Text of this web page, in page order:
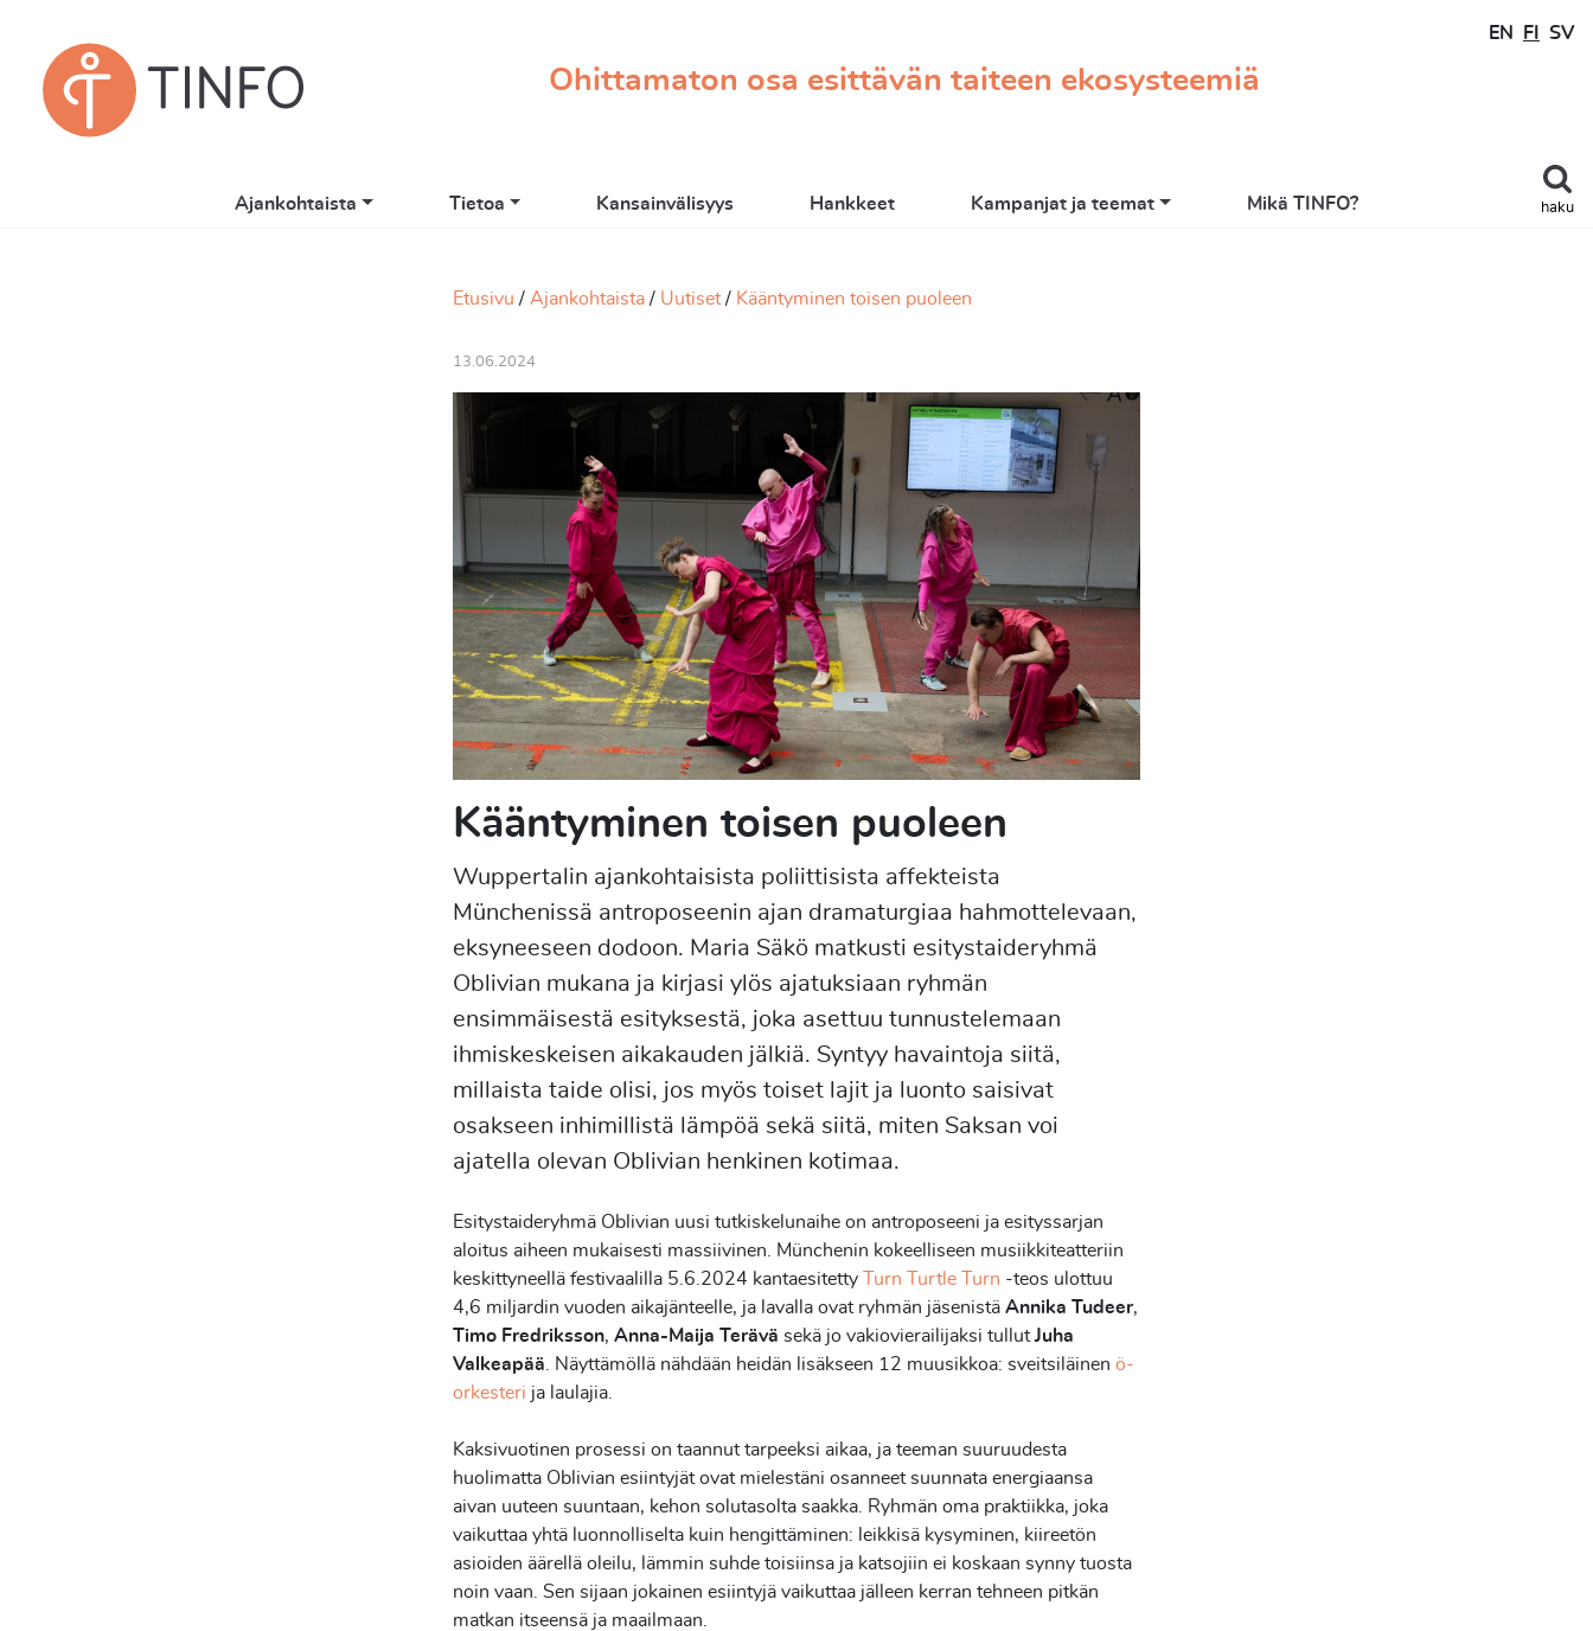
Ohittamaton osa esittävän taiteen ekosysteemiä
EN FI SV
haku
Ajankohtaista Tietoa Kansainvälisyys Hankkeet Kampanjat ja teemat Mikä TINFO?
Etusivu Ajankohtaista Uutiset Kääntyminen toisen puoleen
13.06.2024
Kääntyminen toisen puoleen
Wuppertalin ajankohtaisista poliittisista affekteista
Münchenissä antroposeenin ajan dramaturgiaa hahmottelevaan,
eksyneeseen dodoon. Maria Säkö matkusti esitystaideryhmä
Oblivian mukana ja kirjasi ylös ajatuksiaan ryhmän
ensimmäisestä esityksestä, joka asettuu tunnustelemaan
ihmiskeskeisen aikakauden jälkiä. Syntyy havaintoja siitä,
millaista taide olisi, jos myös toiset lajit ja luonto saisivat
osakseen inhimillistä lämpöä sekä siitä, miten Saksan voi
ajatella olevan Oblivian henkinen kotimaa.
Esitystaideryhmä Oblivian uusi tutkiskelunaihe on antroposeeni ja esityssarjan
aloitus aiheen mukaisesti massiivinen. Münchenin kokeelliseen musiikkiteatteriin
keskittyneellä festivaalilla 5.6.2024 kantaesitetty
Turn Turtle Turn -teos ulottuu
4,6 miljardin vuoden aikajänteelle, ja lavalla ovat ryhmän jäsenistä Annika Tudeer,
Timo Fredriksson, Anna-Maija Terävä sekä jo vakiovierailijaksi tullutJuha
Valkeapää . Näyttämöllä nähdään heidän lisäkseen 12 muusikkoa: sveitsiläinen ö-
orkesteri ja laulajia.
Kaksivuotinen prosessi on taannut tarpeeksi aikaa, ja teeman suuruudesta
huolimatta Oblivian esiintyjät ovat mielestäni osanneet suunnata energiaansa
aivan uuteen suuntaan, kehon solutasolta saakka. Ryhmän oma praktiikka, joka
vaikuttaa yhtä luonnolliselta kuin hengittäminen: leikkisä kysyminen, kiireetön
asioiden äärellä oleilu, lämmin suhde toisiinsa ja katsojiin ei koskaan synny tuosta
noin vaan. Sen sijaan jokainen esiintyjä vaikuttaa jälleen kerran tehneen pitkän
matkan itseensä ja maailmaan.